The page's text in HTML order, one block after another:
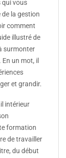
qui vous
la gestion
comment
illustré de
surmonter
un mot, il
et grandir.
intérieur
formation
de travailler
du début